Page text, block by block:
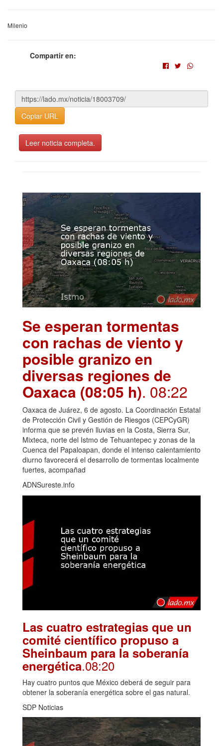
Milenio
Compartir en:
Copiar URL
Leer noticia completa.
Se esperan tormentas
con rachas de viento y
posible granizo en
diversas regiones de
Oaxaca (08:05 h). 08:22
Oaxaca de Juárez, 6 de agosto. La Coordinación Estatal
de Protección Civil y Gestión de Riesgos (CEPCyGR)
informa que se prevén lluvias en la Costa, Sierra Sur,
Mixteca, norte del Istmo de Tehuantepec y zonas de la
Cuenca del Papaloapan, donde el intenso calentamiento
diurno favorecerá el desarrollo de tormentas localmente
fuertes, acompañad
ADNSureste.info
Las cuatro estrategias que un
comité científico propuso a
Sheinbaum para la soberanía
energética.08:20
Hay cuatro puntos que México deberá de seguir para
obtener la soberanía energética sobre el gas natural.
SDP Noticias